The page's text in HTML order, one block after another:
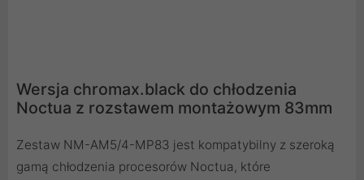
Wersja chromax.black do chłodzenia
Noctua z rozstawem montażowym 83mm
Zestaw NM-AM5/4-MP83 jest kompatybilny z szeroką
gamą chłodzenia procesorów Noctua, które